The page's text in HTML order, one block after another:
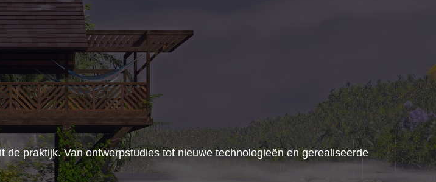
praktijk. Van ontwerpstudies tot nieuwe technologieën en gerealiseerde